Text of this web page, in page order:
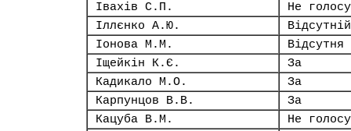
Івахів С.П.
Не
Іллєнко А.Ю.
Відсутній
Іонова М.М.
Відсутня
Іщейкін К.Є.
За
Кадикало М.О.
За
Карпунцов В.В.
За
Кацуба В.М.
Не